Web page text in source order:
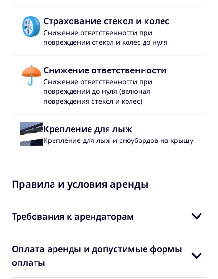
Страхование стекол и колес
Снижение ответственности при
повреждении стекол и колес до нуля
Снижение ответственности
Снижение ответственности при
повреждении до нуля (включая
повреждения стекол и колес)
Крепление для лыж
Крепление для лыж и сноубордов на крышу
Правила и условия аренды
Требования к арендаторам
Оплата аренды и допустимые формы
оплаты